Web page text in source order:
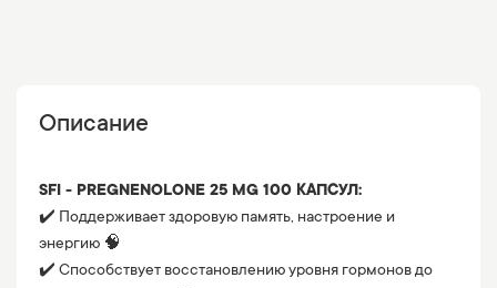
Описание
SFI - PREGNENOLONE 25 MG 100 КАПСУЛ:
✔️ Поддерживает здоровую память, настроение и
энергию 🧠
✔️ Способствует восстановлению уровня гормонов до